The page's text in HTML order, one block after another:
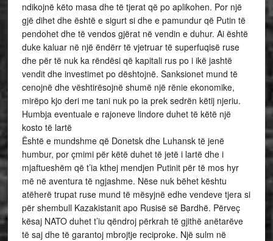
ndikojnë këto masa dhe të tjerat që po aplikohen. Por një
gjë dihet dhe është e sigurt si dhe e pamundur që Putin të
pendohet dhe të vendos gjërat në vendin e duhur. Ai është
duke kaluar në një ëndërr të vjetruar të superfuqisë ruse
dhe për të nuk ka rëndësi që kapitali rus po i ikë jashtë
vendit dhe investimet po dështojnë. Sanksionet mund të
cenojnë dhe vështirësojnë shumë një rënie ekonomike,
mirëpo kjo deri me tani nuk po ia prek sedrën këtij njeriu.
Humbja eventuale e rajoneve lindore duhet të këtë një
kosto të lartë
Është e mundshme që Donetsk dhe Luhansk të jenë
humbur, por çmimi për këtë duhet të jetë i lartë dhe i
mjaftueshëm që t’ia kthej mendjen Putinit për të mos hyr
më në aventura të ngjashme. Nëse nuk bëhet kështu
atëherë trupat ruse mund të mësyjnë edhe vendeve tjera si
për shembull Kazakistanit apo Rusisë së Bardhë. Përveç
kësaj NATO duhet t’iu qëndroj përkrah të gjithë anëtarëve
të saj dhe të garantoj mbrojtje reciproke. Një sulm në